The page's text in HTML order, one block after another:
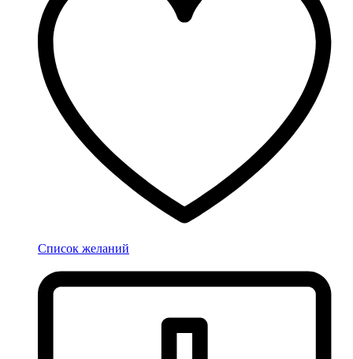
Список желаний